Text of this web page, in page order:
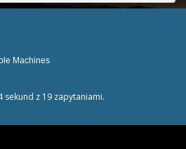
Machines
sekund z 19 zapytaniami.